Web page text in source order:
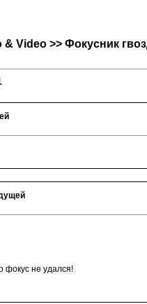
Video >> Фокусник
фокус не удался!